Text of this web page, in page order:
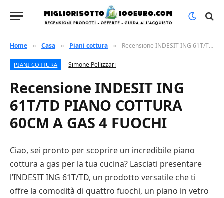
Home » Casa » Piani cottura » Recensione INDESIT ING 61T/TD PIANO COTTURA 60CM A GAS 4 FUOCHI
PIANI COTTURA Simone Pellizzari
Recensione INDESIT ING
61T/TD PIANO COTTURA
60CM A GAS 4 FUOCHI
Ciao, sei pronto per scoprire un incredibile piano
cottura a gas per la tua cucina? Lasciati presentare
l’INDESIT ING 61T/TD, un prodotto versatile che ti
offre la comodità di quattro fuochi, un piano in vetro